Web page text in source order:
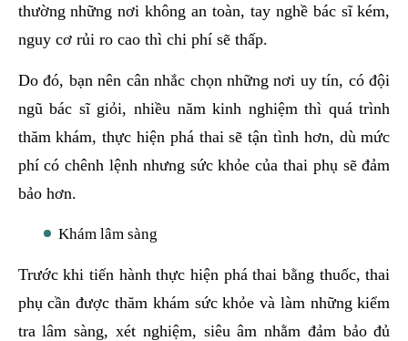
thường những nơi không an toàn, tay nghề bác sĩ kém,
nguy cơ rủi ro cao thì chi phí sẽ thấp.
Do đó, bạn nên cân nhắc chọn những nơi uy tín, có đội
ngũ bác sĩ giỏi, nhiều năm kinh nghiệm thì quá trình
thăm khám, thực hiện phá thai sẽ tận tình hơn, dù mức
phí có chênh lệnh nhưng sức khỏe của thai phụ sẽ đảm
bảo hơn.
Khám lâm sàng
Trước khi tiến hành thực hiện phá thai bằng thuốc, thai
phụ cần được thăm khám sức khỏe và làm những kiểm
tra lâm sàng, xét nghiệm, siêu âm nhằm đảm bảo đủ